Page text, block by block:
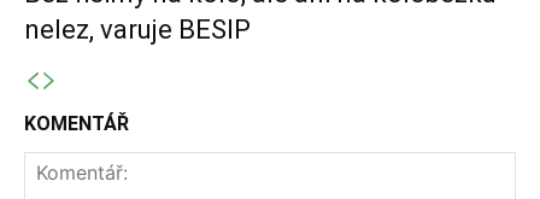
nelez, varuje BESIP
KOMENTÁŘ